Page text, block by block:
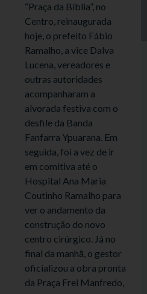
“Praça da Bíblia”, no
Centro, reinaugurada
hoje, o prefeito Fábio
Ramalho, a vice Dalva
Lucena, vereadores e
outras autoridades
acompanharam a
alvorada festiva com o
desfile da Banda
Fanfarra Ypuarana. Em
seguida, foi a vez de ir
em comitiva até o
Hospital Ana Maria
Coutinho Ramalho para
ver o andamento da
construção do novo
centro cirúrgico. Já no
final da manhã, o gestor
oficializou a obra pronta
da Praça Frei Manfredo,